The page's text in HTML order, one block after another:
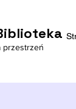
przestrzeń